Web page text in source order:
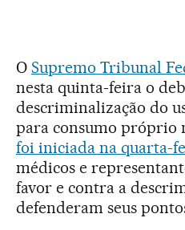
O Supremo Tribunal
nesta quinta-feira o
descriminalização do
para consumo próprio
foi iniciada na quarta-
médicos e
favor e contra a
defenderam seus